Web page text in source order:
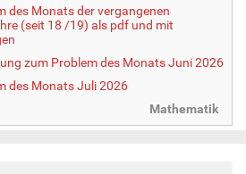
des Monats der vergangenen
(seit 18 /19) als pdf und mit
zum Problem des Monats Juni 2026
des Monats Juli 2026
Mathematik